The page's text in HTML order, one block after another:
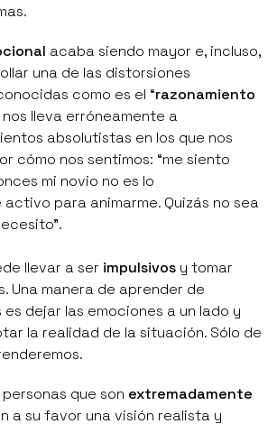
acaba siendo mayor e, incluso,
una de las distorsiones
como es el “razonamiento
nos lleva erróneamente a
absolutistas en los que nos
cómo nos sentimos: “me siento
mi novio no es lo
para animarme. Quizás no sea
.
llevar a ser impulsivos y tomar
Una manera de aprender de
dejar las emociones a un lado y
la realidad de la situación. Sólo de
que son extremadamente
a su favor una visión realista y